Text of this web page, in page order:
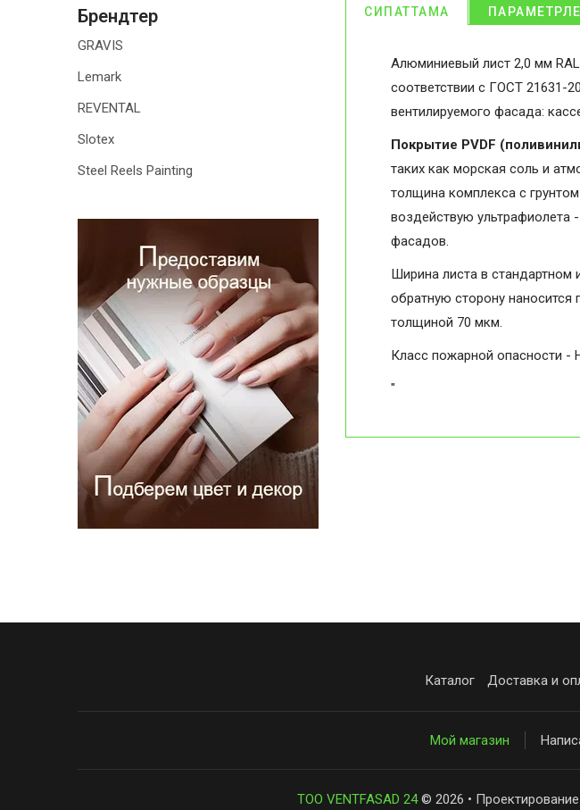
СИПАТТАМА
Алюминиевый лист 2,0 мм
соответствии с ГОСТ 21631-
вентилируемого фасада:
Покрытие PVDF
таких как морская соль и
толщина комплекса с
воздействую ультрафиолета
фасадов.
Ширина листа в стандартном
обратную сторону
толщиной 70 мкм.
Класс пожарной опасности -
"
Брендтер
GRAVIS
Lemark
REVENTAL
Slotex
Steel Reels Painting
Каталог Доставка и
Мой магазин
ТОО VENTFASAD 24© 2026 •